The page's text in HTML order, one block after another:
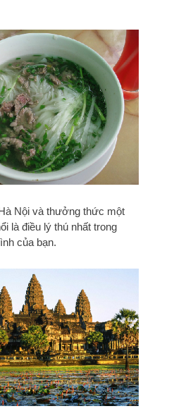
Nội và thưởng thức một
là điều lý thú nhất trong
của bạn.